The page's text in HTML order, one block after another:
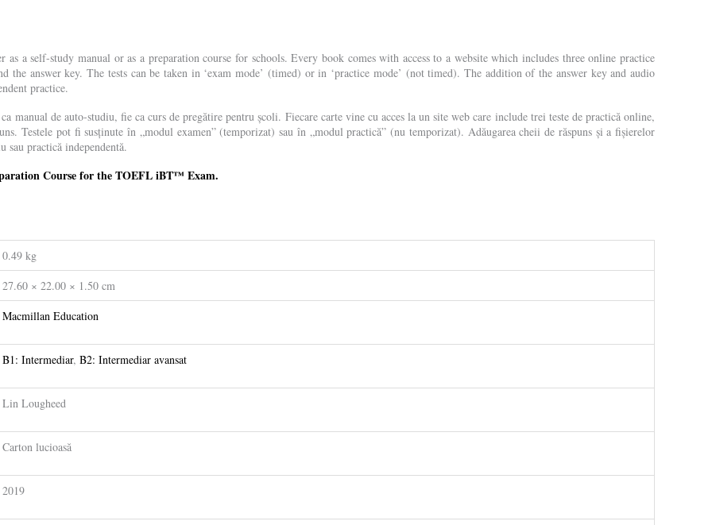
as a self-study manual or as a preparation course for schools. Every book comes with access to a website which includes three online practice
the answer key. The tests can be taken in ‘exam mode’ (timed) or in ‘practice mode’ (not timed). The addition of the answer key and audio
practice.
manual de auto-studiu, fie ca curs de pregătire pentru școli. Fiecare carte vine cu acces la un site web care include trei teste de practică online,
Testele pot fi susținute în „modul examen” (temporizat) sau în „modul practică” (nu temporizat). Adăugarea cheii de răspuns și a fișierelor
sau practică independentă.
Course for the TOEFL iBT™ Exam.
0.49 kg
27.60 × 22.00 × 1.50 cm
Macmillan Education
B1: Intermediar, B2: Intermediar avansat
Lin Lougheed
Carton lucioasă
2019